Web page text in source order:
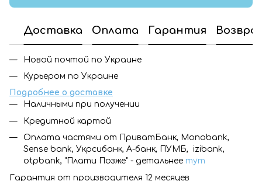
Доставка Оплата Гарантия
Новой почтой по Украине
Курьером по Украине
Подробнее о доставке
Наличными при получении
Кредитной картой
Оплата частями от ПриватБанк, Monobank,
Sense bank, Укрсибанк, А-банк, ПУМБ, izibank,
otpbank, "Плати Позже" - детальнее тут
Гарантия от производителя 12 месяцев